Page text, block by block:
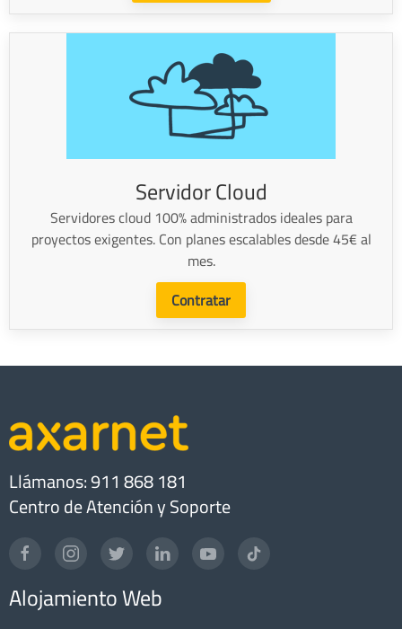
Servidor Cloud
Servidores cloud 100% administrados ideales para
proyectos exigentes. Con planes escalables desde 45€ al
mes.
Contratar
Llámanos: 911 868 181
Centro de Atención y Soporte
Alojamiento Web